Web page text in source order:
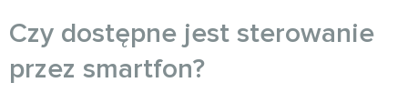
Czy dostępne jest sterowanie
przez smartfon?